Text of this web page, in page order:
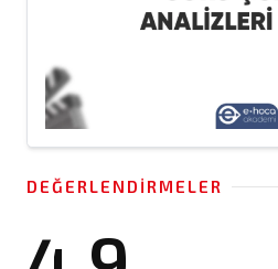
DEĞERLENDIRMELER